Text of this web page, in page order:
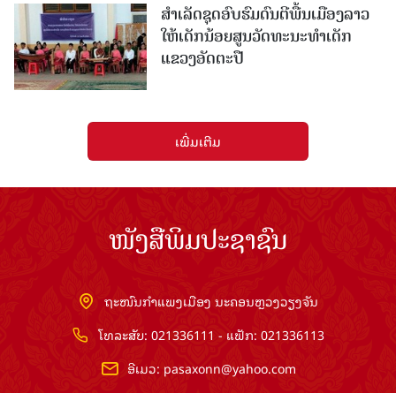
ສຳເລັດຊຸດອົບຮົມດົນຕີພື້ນເມືອງລາວ
ໃຫ້ເດັກນ້ອຍສູນວັດທະນະທຳເດັກ
ແຂວງອັດຕະປື
ເພີ່ມເຕີມ
ໜັງສືພິມປະຊາຊົນ
ຖະໜົນກຳແພງເມືອງ ນະຄອນຫຼວງວຽງຈັນ
ໂທລະສັບ: 021336111 - ແຟັກ: 021336113
ອີເມວ: pasaxonn@yahoo.com